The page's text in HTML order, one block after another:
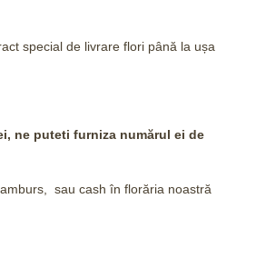
special de livrare flori până la ușa
ne puteti furniza numărul ei de
sau cash în florăria noastră